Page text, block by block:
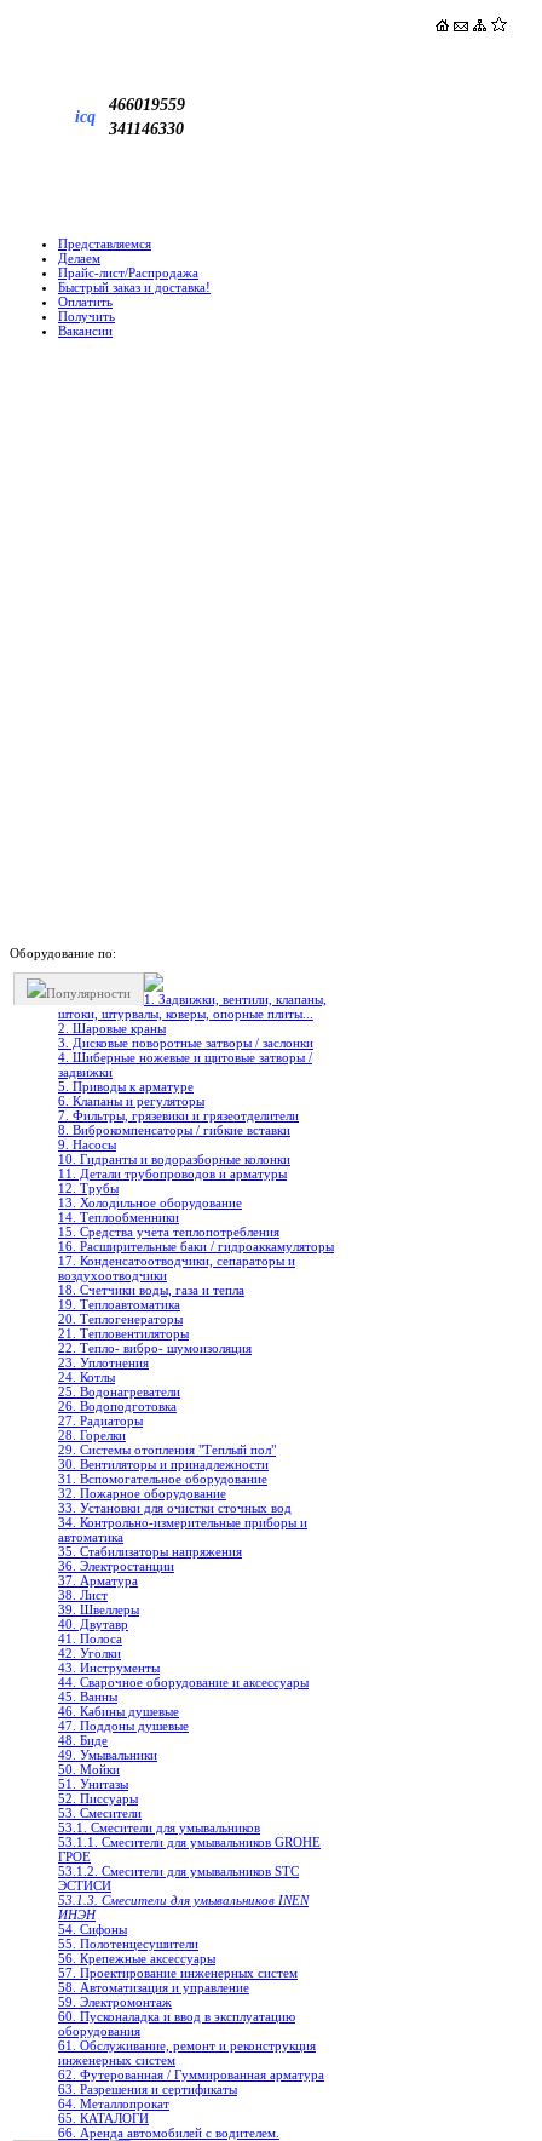
icq
466019559
341146330
Представляемся
Делаем
Прайс-лист/Распродажа
Быстрый заказ и доставка!
Оплатить
Получить
Вакансии
Оборудование по:
Популярности
1. Задвижки, вентили, клапаны,
штоки, штурвалы, коверы, опорные плиты...
2. Шаровые краны
3. Дисковые поворотные затворы / заслонки
4. Шиберные ножевые и щитовые затворы /
задвижки
5. Приводы к арматуре
6. Клапаны и регуляторы
7. Фильтры, грязевики и грязеотделители
8. Виброкомпенсаторы / гибкие вставки
9. Насосы
10. Гидранты и водоразборные колонки
11. Детали трубопроводов и арматуры
12. Трубы
13. Холодильное oборудование
14. Теплообменники
15. Средства учета теплопотребления
16. Расширительные баки / гидроаккамуляторы
17. Конденсатоотводчики, сепараторы и
воздухоотводчики
18. Счетчики воды, газа и тепла
19. Теплоавтоматика
20. Теплогенераторы
21. Тепловентиляторы
22. Тепло- вибро- шумоизоляция
23. Уплотнения
24. Котлы
25. Водонагреватели
26. Водоподготовка
27. Радиаторы
28. Горелки
29. Системы отопления "Теплый пол"
30. Вентиляторы и принадлежности
31. Вспомогательное оборудование
32. Пожарное оборудование
33. Установки для очистки сточных вод
34. Контрольно-измерительные приборы и
автоматика
35. Стабилизаторы напряжения
36. Электростанции
37. Арматура
38. Лист
39. Швеллеры
40. Двутавр
41. Полоса
42. Уголки
43. Инструменты
44. Сварочное оборудование и аксессуары
45. Ванны
46. Кабины душевые
47. Поддоны душевые
48. Биде
49. Умывальники
50. Мойки
51. Унитазы
52. Писсуары
53. Смесители
53.1. Смесители для умывальников
53.1.1. Смесители для умывальников GROHE
ГРОЕ
53.1.2. Смесители для умывальников STC
ЭСТИСИ
53.1.3. Смесители для умывальников INEN
ИНЭН
54. Сифоны
55. Полотенцесушители
56. Крепежные аксессуары
57. Проектирование инженерных систем
58. Автоматизация и управление
59. Электромонтаж
60. Пусконаладка и ввод в эксплуатацию
оборудования
61. Обслуживание, ремонт и реконструкция
инженерных систем
62. Футерованная / Гуммированная арматура
63. Разрешения и сертификаты
64. Металлопрокат
65. КАТАЛОГИ
66. Аренда автомобилей с водителем.